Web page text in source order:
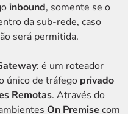
inbound, somente se o
da sub-rede, caso
será permitida.
: é um roteador
único de tráfego privado
Remotas. Através do
On Premise com